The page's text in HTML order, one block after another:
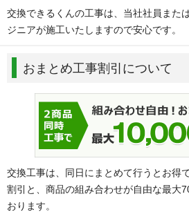
交換できるくんの工事は、当社社員また
ジニアが施工いたしますので安心です。
おまとめ工事割引について
交換工事は、同日にまとめて行うとお得
割引と、商品の組み合わせが自由な最大
おります。